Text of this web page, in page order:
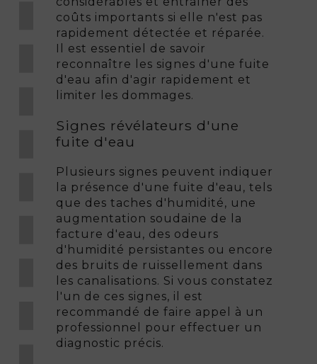
coûts importants si elle n'est pas
rapidement détectée et réparée.
Il est essentiel de savoir
reconnaître les signes d'une fuite
d'eau afin d'agir rapidement et
limiter les dommages.
Signes révélateurs d'une
fuite d'eau
Plusieurs signes peuvent indiquer
la présence d'une fuite d'eau, tels
que des taches d'humidité, une
augmentation soudaine de la
facture d'eau, des odeurs
d'humidité persistantes ou encore
des bruits de ruissellement dans
les canalisations. Si vous constatez
l'un de ces signes, il est
recommandé de faire appel à un
professionnel pour effectuer un
diagnostic précis.